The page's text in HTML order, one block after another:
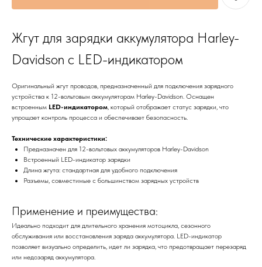
Жгут для зарядки аккумулятора Harley-
Davidson с LED-индикатором
Оригинальный жгут проводов, предназначенный для подключения зарядного
устройства к 12-вольтовым аккумуляторам Harley-Davidson. Оснащен
встроенным LED-индикатором, который отображает статус зарядки, что
упрощает контроль процесса и обеспечивает безопасность.
Технические характеристики:
Предназначен для 12-вольтовых аккумуляторов Harley-Davidson
Встроенный LED-индикатор зарядки
Длина жгута: стандартная для удобного подключения
Разъемы, совместимые с большинством зарядных устройств
Применение и преимущества:
Идеально подходит для длительного хранения мотоцикла, сезонного
обслуживания или восстановления заряда аккумулятора. LED-индикатор
позволяет визуально определить, идет ли зарядка, что предотвращает перезаряд
или недозаряд аккумулятора.